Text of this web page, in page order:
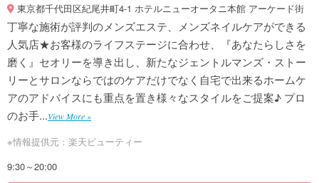
東京都千代田区紀尾井町4-1 ホテルニューオータニ本館 アーケード街
丁寧な施術が評判のメンズエステ、メンズネイルケアができる
人気店★お客様のライフステージに合わせ、『あなたらしさを
磨く』セオリーを導き出し、新たなジェントルマンズ・ストー
リーとサロンならではのケアだけでなく自宅で出来るホームケ
アのアドバイスにも重点を置き様々なスタイルをご提案♪ プロ
のお手...View More »
※情報提供元：楽天ビューティー
9:30～20:00